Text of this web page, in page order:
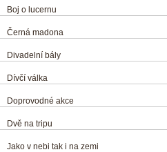
Boj o lucernu
Černá madona
Divadelní bály
Dívčí válka
Doprovodné akce
Dvě na tripu
Jako v nebi tak i na zemi